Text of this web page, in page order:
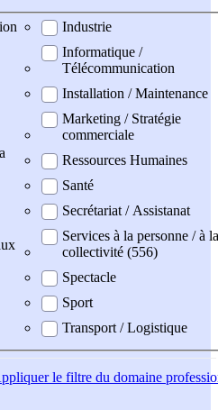
Industrie
Informatique /
Télécommunication
Installation / Maintenance
Marketing / Stratégie
commerciale
Ressources Humaines
Santé
Secrétariat / Assistanat
Services à la personne / à la
collectivité (556)
Spectacle
Sport
Transport / Logistique
le filtre du domaine